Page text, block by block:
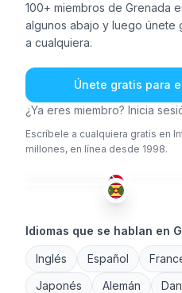
100+ miembros de Grenada
algunos abajo y luego únete
a cualquiera.
Únete gratis para
¿Ya eres miembro? Inicia
Escríbele a cualquiera gratis en
millones, en línea desde 1998.
ING ING
Idiomas que se hablan en
Inglés Español
Japonés
Alemán